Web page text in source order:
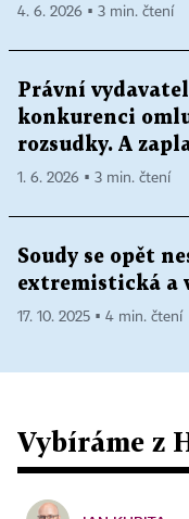
4. 6. 2026 ▪ 3 min. čtení
Právní
konkurenci
rozsudky. A
1. 6. 2026 ▪ 3 min. čtení
Soudy se opět
extremistická a
17. 10. 2025 ▪ 4 min. čtení
Vybíráme z